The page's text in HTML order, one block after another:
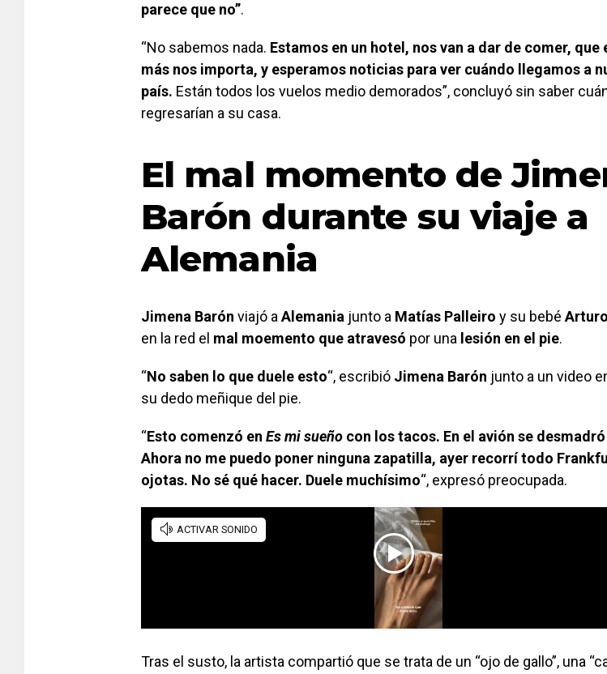
parece que no”.
“No sabemos nada. Estamos en un hotel, nos van a dar de comer, que
más nos importa, y esperamos noticias para ver cuándo llegamos a
país. Están todos los vuelos medio demorados”, concluyó sin saber
regresarían a su casa.
El mal momento de
Barón durante su viaje a
Alemania
Jimena Barón viajó a Alemania junto a Matías Palleiro y su bebé Arturo
en la red el mal moemento que atravesó por una lesión en el pie.
“No saben lo que duele esto“, escribió Jimena Barón junto a un video
su dedo meñique del pie.
“Esto comenzó en Es mi sueño con los tacos. En el avión se
Ahora no me puedo poner ninguna zapatilla, ayer recorrí todo
ojotas. No sé qué hacer. Duele muchísimo“, expresó preocupada.
Tras el susto, la artista compartió que se trata de un “ojo de gallo”, una